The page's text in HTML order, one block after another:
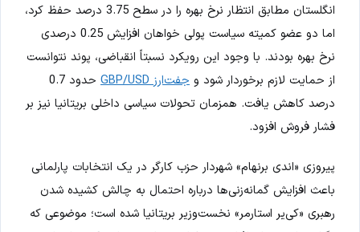
انگلستان مطابق انتظار نرخ بهره را در سطح 3.75 درصد حفظ کرد،
اما دو عضو کمیته سیاست پولی خواهان افزایش 0.25 درصدی
نرخ بهره بودند. با وجود این رویکرد نسبتاً انقباضی، پوند نتوانست
از حمایت لازم برخوردار شود و جفت‌ارز GBP/USD
حدود 0.7
درصد کاهش یافت. همزمان تحولات سیاسی داخلی بریتانیا نیز بر
فشار فروش افزود.
پیروزی «اندی برنهام» شهردار حزب کارگر در یک انتخابات پارلمانی
باعث افزایش گمانه‌زنی‌ها درباره احتمال به چالش کشیده شدن
رهبری «کی‌یر استارمر» نخست‌وزیر بریتانیا شده است؛ موضوعی که